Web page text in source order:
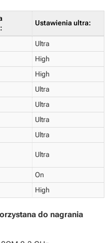
Ustawienia ultra:
Ultra
High
High
Ultra
Ultra
Ultra
Ultra
Ultra
On
High
do nagrania